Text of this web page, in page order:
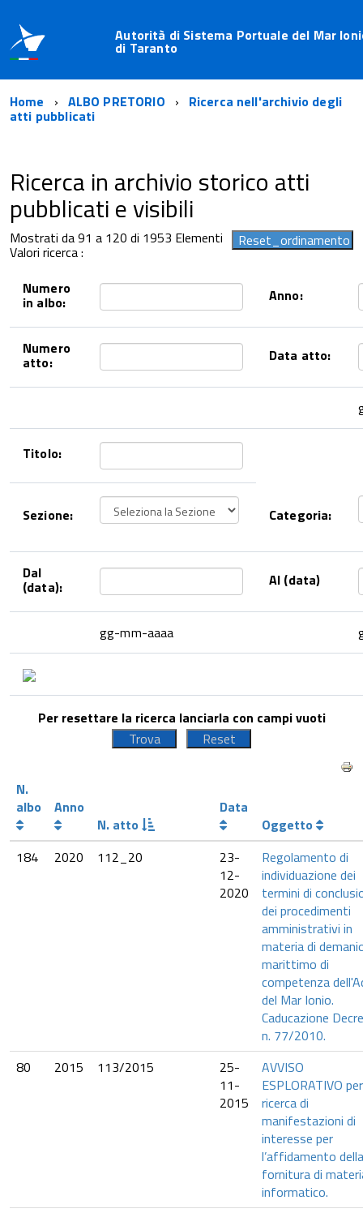
Autorità di Sistema Portuale del Mar
di Taranto
Home ALBO PRETORIO Ricerca nell'archivio degli
atti pubblicati
Ricerca in archivio storico atti
pubblicati e visibili
Mostrati da 91 a 120 di 1953 Elementi
Valori ricerca :
Numero
in albo: Anno:
Numero
atto: Data atto:
Titolo:
Sezione: Categoria:
Dal
(data): Al (data)
gg-mm-aaaa
Per resettare la ricerca lanciarla con campi vuoti
N.
albo
Anno
N. atto
Data
Oggetto
184
2020 112_20
23-
12-
2020
Regolamento di
individuazione dei
termini di
dei procedimenti
amministrativi in
materia di
marittimo di
competenza
del Mar Ionio.
Caducazione
n. 77/2010.
80
2015 113/2015
25-
11-
2015
AVVISO
ESPLORATIVO
ricerca di
manifestazioni di
interesse per
l’affidamento della
fornitura di
informatico.